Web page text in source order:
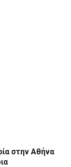
στην Αθήνα